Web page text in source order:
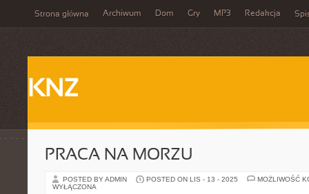
Strona główna Archiwum Dom Gry MP3 Redakcja
KNZ
PRACA NA MORZU
POSTED BY ADMIN POSTED ON LIS - 13 - 2025
MOŻLIWOŚĆ
WYŁĄCZONA